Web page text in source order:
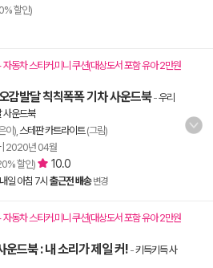
할인)
자동차 스티커.미니 쿠션(대상도서 포함 유아 2만원
감발달 칙칙폭폭 기차 사운드북-우리
사운드북
이), 스테판 카트라이트(그림)
| 2020년 04월
할인) 10.0
내일 아침 7시 출근전 배송 변경
자동차 스티커.미니 쿠션(대상도서 포함 유아 2만원
운드북 : 내 소리가 제일 커! -키득키득 사